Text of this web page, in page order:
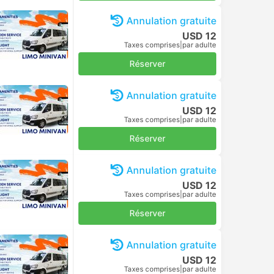
Annulation gratuite
USD 12
Taxes comprises par adulte
Réserver
Annulation gratuite
USD 12
Taxes comprises par adulte
Réserver
Annulation gratuite
USD 12
Taxes comprises par adulte
Réserver
Annulation gratuite
USD 12
Taxes comprises par adulte